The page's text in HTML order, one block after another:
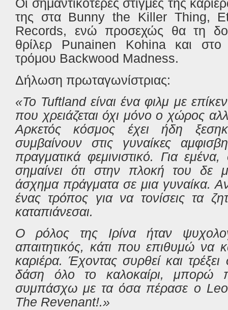
Οι σημαντικότερες στιγμές της
της στα Bunny the Killer Thing,
Records, ενώ προσεχώς θα τη
θρίλερ Punainen Kohina και στο
τρόμου Backwood Madness.
Δήλωση πρωταγωνίστριας:
«Το Tuftlandείναι ένα φιλμ με
που χρειάζεται όχι μόνο ο χώρος
Αρκετός κόσμος έχει ήδη
συμβαίνουν στις γυναίκες
πραγματικά φεμινιστικό. Για εμένα,
σημαίνει ότι στην πλοκή του δε
άσχημα πράγματα σε μια γυναίκα.
ένας τρόπος για να τονίσεις τα
καταπιάνεσαι.
Ο ρόλος της Ιρίνα ήταν
απαιτητικός, κάτι που επιθυμώ
καριέρα. Έχοντας συρθεί και
δάση όλο το καλοκαίρι, μπορώ
συμπάσχω με τα όσα πέρασε ο
The Revenant!.»